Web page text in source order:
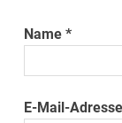
Name*
E-Mail-